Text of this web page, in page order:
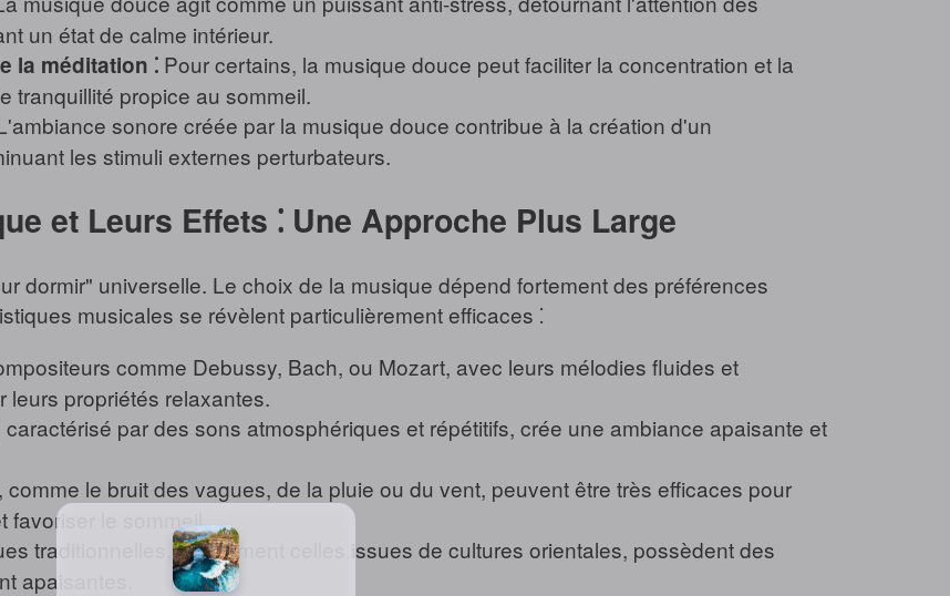
un état de calme intérieur.
la méditation ⁚Pour certains, la musique douce peut faciliter la concentration et la
tranquillité propice au sommeil.
sonore créée par la musique douce contribue à la création d'un
les stimuli externes perturbateurs.
et Leurs Effets ⁚ Une Approche Plus Large
dormir" universelle. Le choix de la musique dépend fortement des préférences
musicales se révèlent particulièrement efficaces ⁚
comme Debussy, Bach, ou Mozart, avec leurs mélodies fluides et
propriétés relaxantes.
par des sons atmosphériques et répétitifs, crée une ambiance apaisante et
le bruit des vagues, de la pluie ou du vent, peuvent être très efficaces pour
favoriser le sommeil.
traditionnelles, notamment celles issues de cultures orientales, possèdent des
apaisantes.